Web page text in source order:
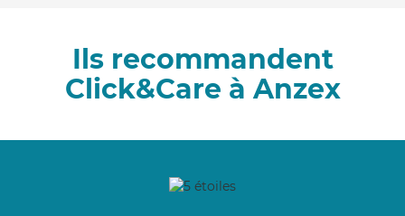
Ils recommandent
Click&Care à Anzex